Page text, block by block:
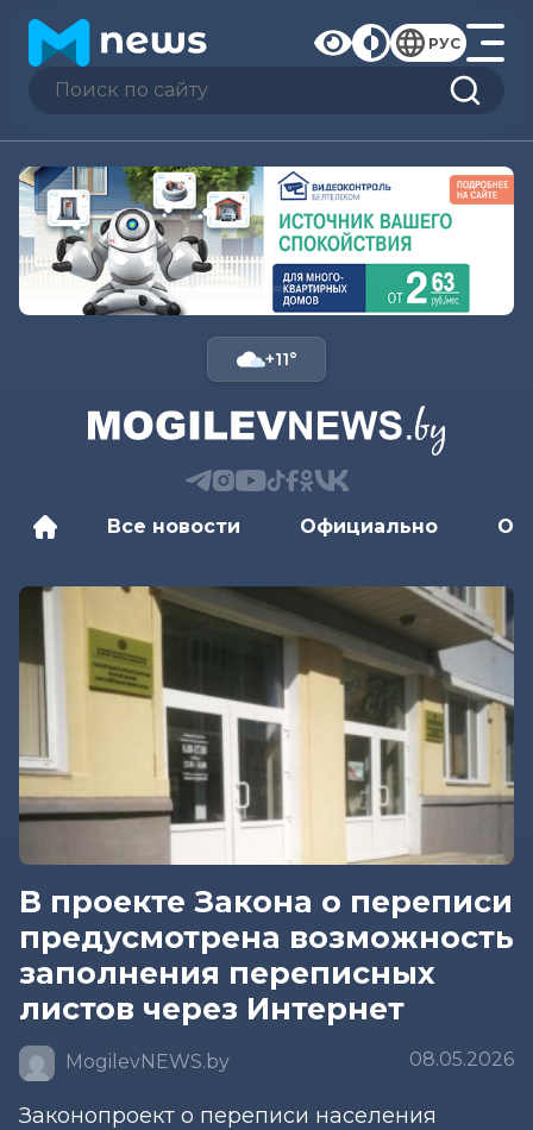
РУС
+11°
Все новости Официально
В проекте Закона о переписи
предусмотрена возможность
заполнения переписных
листов через Интернет
MogilevNEWS.by 08.05.2026
Законопроект о переписи населения